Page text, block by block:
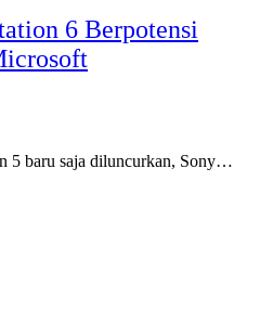
6 Berpotensi
5 baru saja diluncurkan, Sony…